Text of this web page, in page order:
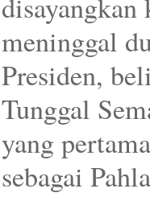
meninggal
Presiden,
Tunggal
yang
sebagai